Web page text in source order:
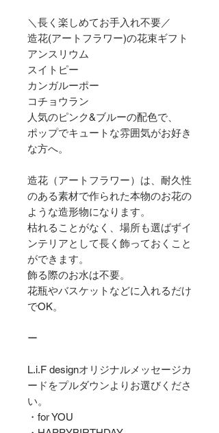
＼長く楽しめてお手入れ不要／
造花(アートフラワー)の花束ギフト
アンスリウム
スイトピー
カンガルーポー
コチョウラン
人気のピンク&ブルーの配色で、
ポップでキュートな雰囲気がお好き
な方へ。
造花（アートフラワー）は、耐久性
のある素材で作られた本物のお花の
ような造形物になります。
枯れることがなく、場所も選ばずイ
ンテリアとして長く飾っておくこと
ができます。
飾る際のお水は不要。
花瓶やバスケットなどに入れるだけ
でOK。
ー
L.i.F designオリジナルメッセージカ
ードをプルダウンよりお選びくださ
い。
・for YOU